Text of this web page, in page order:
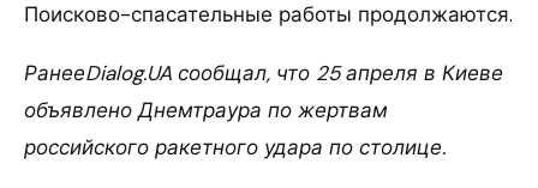
Поисково-спасательные работы продолжаются.
РанееDialog.UA сообщал, что 25 апреля в Киеве
объявлено Днемтраура по жертвам
российского ракетного удара по столице.